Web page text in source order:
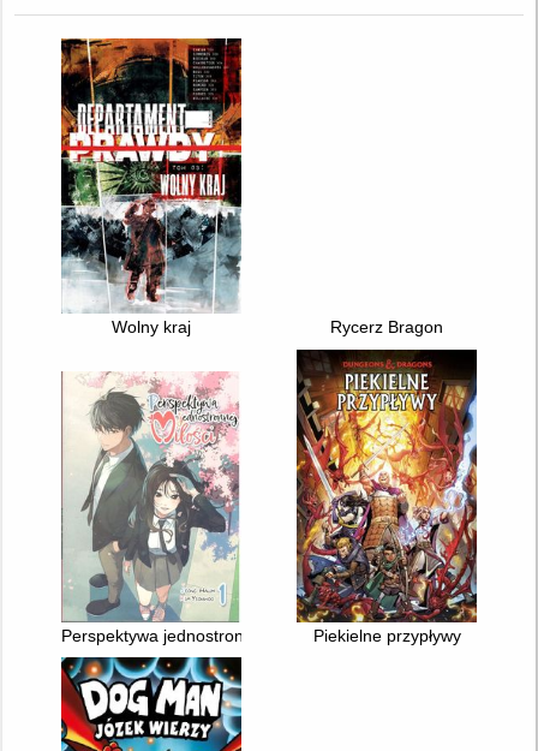
Wolny kraj Rycerz Bragon
Perspektywa jednostronnej miłości. 1Piekielne przypływy